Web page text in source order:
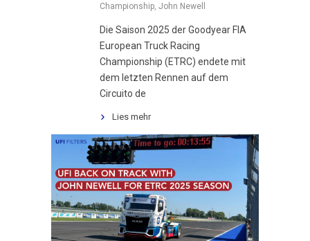
Championship John Newell
Die Saison 2025 der Goodyear FIA
European Truck Racing
Championship (ETRC) endete mit
dem letzten Rennen auf dem
Circuito de
Lies mehr